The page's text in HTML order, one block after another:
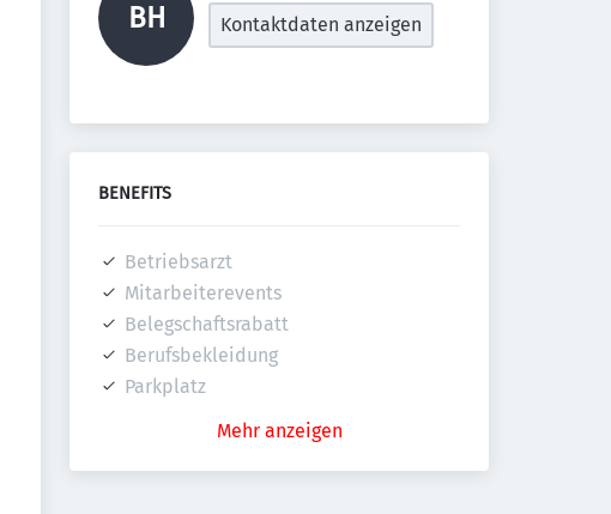
BH
Kontaktdaten anzeigen
BENEFITS
Betriebsarzt
Mitarbeiterevents
Belegschaftsrabatt
Berufsbekleidung
Parkplatz
Mehr anzeigen